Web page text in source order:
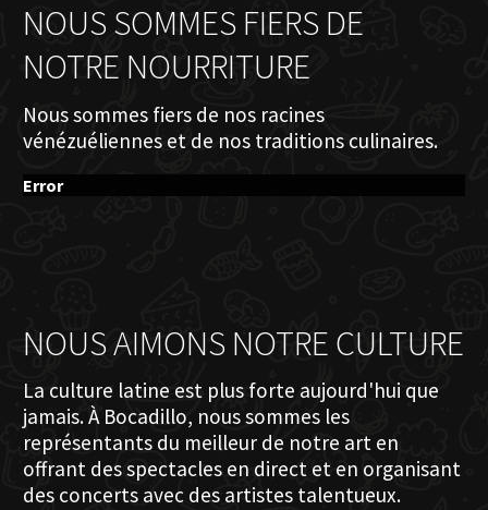
NOUS SOMMES FIERS DE
NOTRE NOURRITURE
Nous sommes fiers de nos racines
vénézuéliennes et de nos traditions culinaires.
Error
NOUS AIMONS NOTRE CULTURE
La culture latine est plus forte aujourd'hui que
jamais. À Bocadillo, nous sommes les
représentants du meilleur de notre art en
offrant des spectacles en direct et en organisant
des concerts avec des artistes talentueux.